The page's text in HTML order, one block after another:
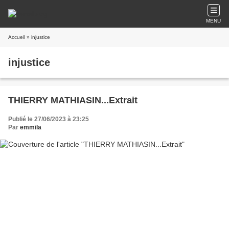
MENU
Accueil » injustice
injustice
THIERRY MATHIASIN...Extrait
Publié le 27/06/2023 à 23:25
Par emmila